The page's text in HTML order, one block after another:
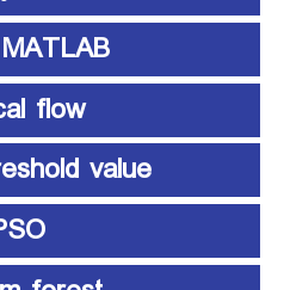
MATLAB متلب
flow
value